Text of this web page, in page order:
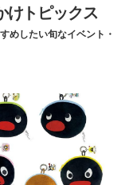
けトピックス
めしたい旬なイベント・